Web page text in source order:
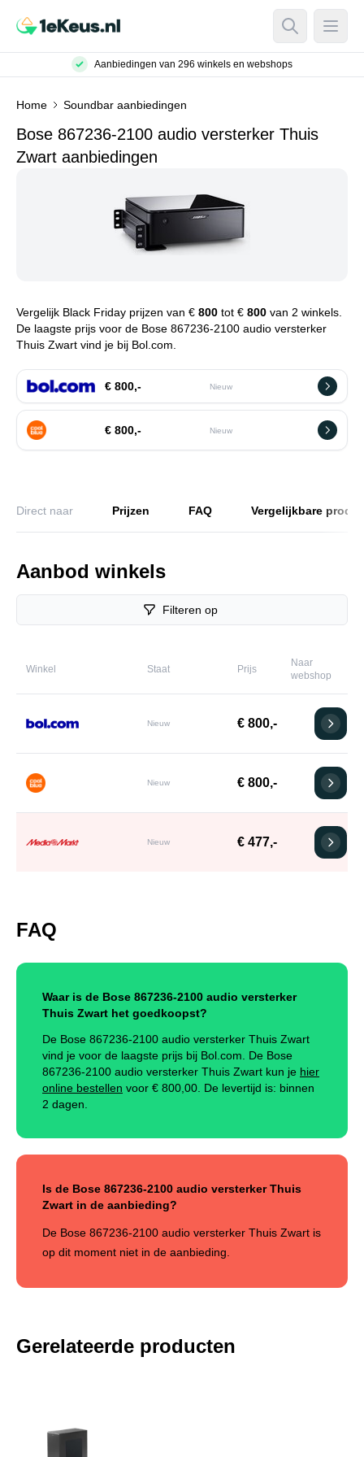
Open Open
Aanbiedingen van 296 winkels en webshops
Home Soundbar aanbiedingen
Bose 867236-2100 audio versterker Thuis
Zwart aanbiedingen
Vergelijk Black Friday prijzen van € 800 tot € 800 van 2 winkels.
De laagste prijs voor de Bose 867236-2100 audio versterker
Thuis Zwart vind je bij Bol.com.
€ 800,- Nieuw
€ 800,- Nieuw
Direct naar Prijzen FAQ Vergelijkbare
Aanbod winkels
Filteren op
Winkel Staat Prijs
Naar
webshop
Nieuw € 800,-
Nieuw € 800,-
Nieuw € 477,-
FAQ
Waar is de Bose 867236-2100 audio versterker
Thuis Zwart het goedkoopst?
De Bose 867236-2100 audio versterker Thuis Zwart
vind je voor de laagste prijs bij Bol.com. De Bose
867236-2100 audio versterker Thuis Zwart kun je hier
online bestellen voor € 800,00 De levertijd is: binnen
2 dagen.
Is de Bose 867236-2100 audio versterker Thuis
Zwart in de aanbieding?
De Bose 867236-2100 audio versterker Thuis Zwart is
op dit moment niet in de aanbieding.
Gerelateerde producten